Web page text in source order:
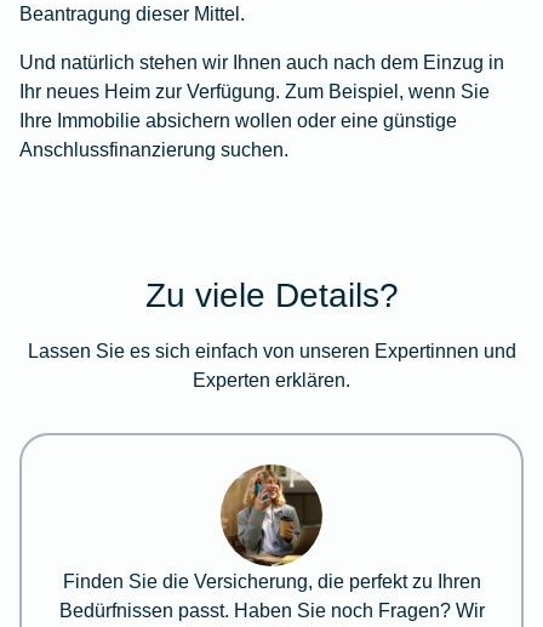
Beantragung dieser Mittel.
Und natürlich stehen wir Ihnen auch nach dem Einzug in
Ihr neues Heim zur Verfügung. Zum Beispiel, wenn Sie
Ihre Immobilie absichern wollen oder eine günstige
Anschlussfinanzierung suchen.
Zu viele Details?
Lassen Sie es sich einfach von unseren Expertinnen und
Experten erklären.
Finden Sie die Versicherung, die perfekt zu Ihren
Bedürfnissen passt. Haben Sie noch Fragen? Wir